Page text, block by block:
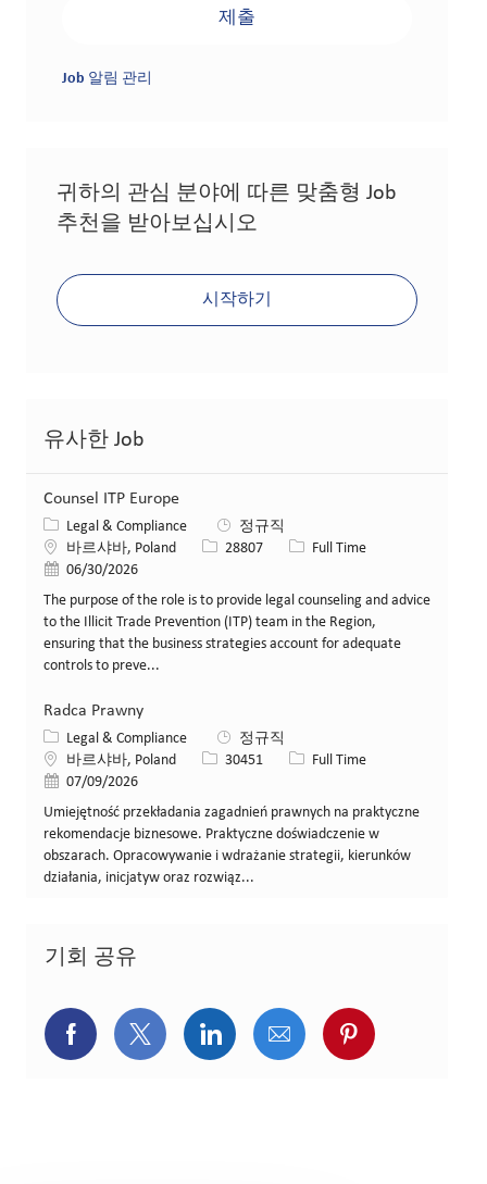
제출
Job 알림 관리
귀하의 관심 분야에 따른 맞춤형 Job
추천을 받아보십시오
시작하기
유사한 Job
Counsel ITP Europe
카테고리
Legal & Compliance
정규직
위치바르샤바, Poland Job ID28807 Job 유형
Full Time
게시일06/30/2026
The purpose of the role is to provide legal counseling and advice
to the Illicit Trade Prevention (ITP) team in the Region,
ensuring that the business strategies account for adequate
controls to preve...
Radca Prawny
카테고리
Legal & Compliance
정규직
위치바르샤바, Poland Job ID30451 Job 유형
Full Time
게시일07/09/2026
Umiejętność przekładania zagadnień prawnych na praktyczne
rekomendacje biznesowe. Praktyczne doświadczenie w
obszarach. Opracowywanie i wdrażanie strategii, kierunków
działania, inicjatyw oraz rozwiąz...
기회 공유
페이스북을 통해 공유
트위터를 통해 공유
링크드인을 통해 공유
이메일을 통해 공유
핀터레스트